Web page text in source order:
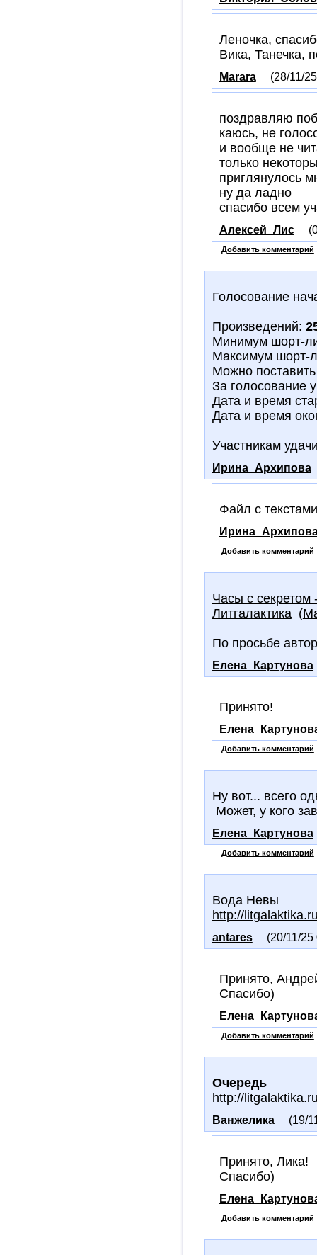
Леночка,
Вика, Танечка,
Marara (28/11/
поздравляю
каюсь, не
и вообще не
только
приглянулось
ну да ладно
спасибо всем
Алексей_Лис
Добавить комментарий
Голосование
Произведений:
Минимум шорт-
Максимум шорт-
Можно
За голосование
Дата и время
Дата и время
Участникам
Ирина_Архипова
Файл с
Добавить комментарий
Часы с секретом
Литгалактика(
По просьбе
Елена_Картунова
Принято!
Добавить комментарий
Ну вот... всего
Может, у кого
Елена_Картунова
Добавить комментарий
Вода Невы
http://
antares (20/11/25
Принято,
Спасибо)
Добавить комментарий
Очередь
http://
Ванжелика (19/
Принято, Лика!
Спасибо)
Добавить комментарий